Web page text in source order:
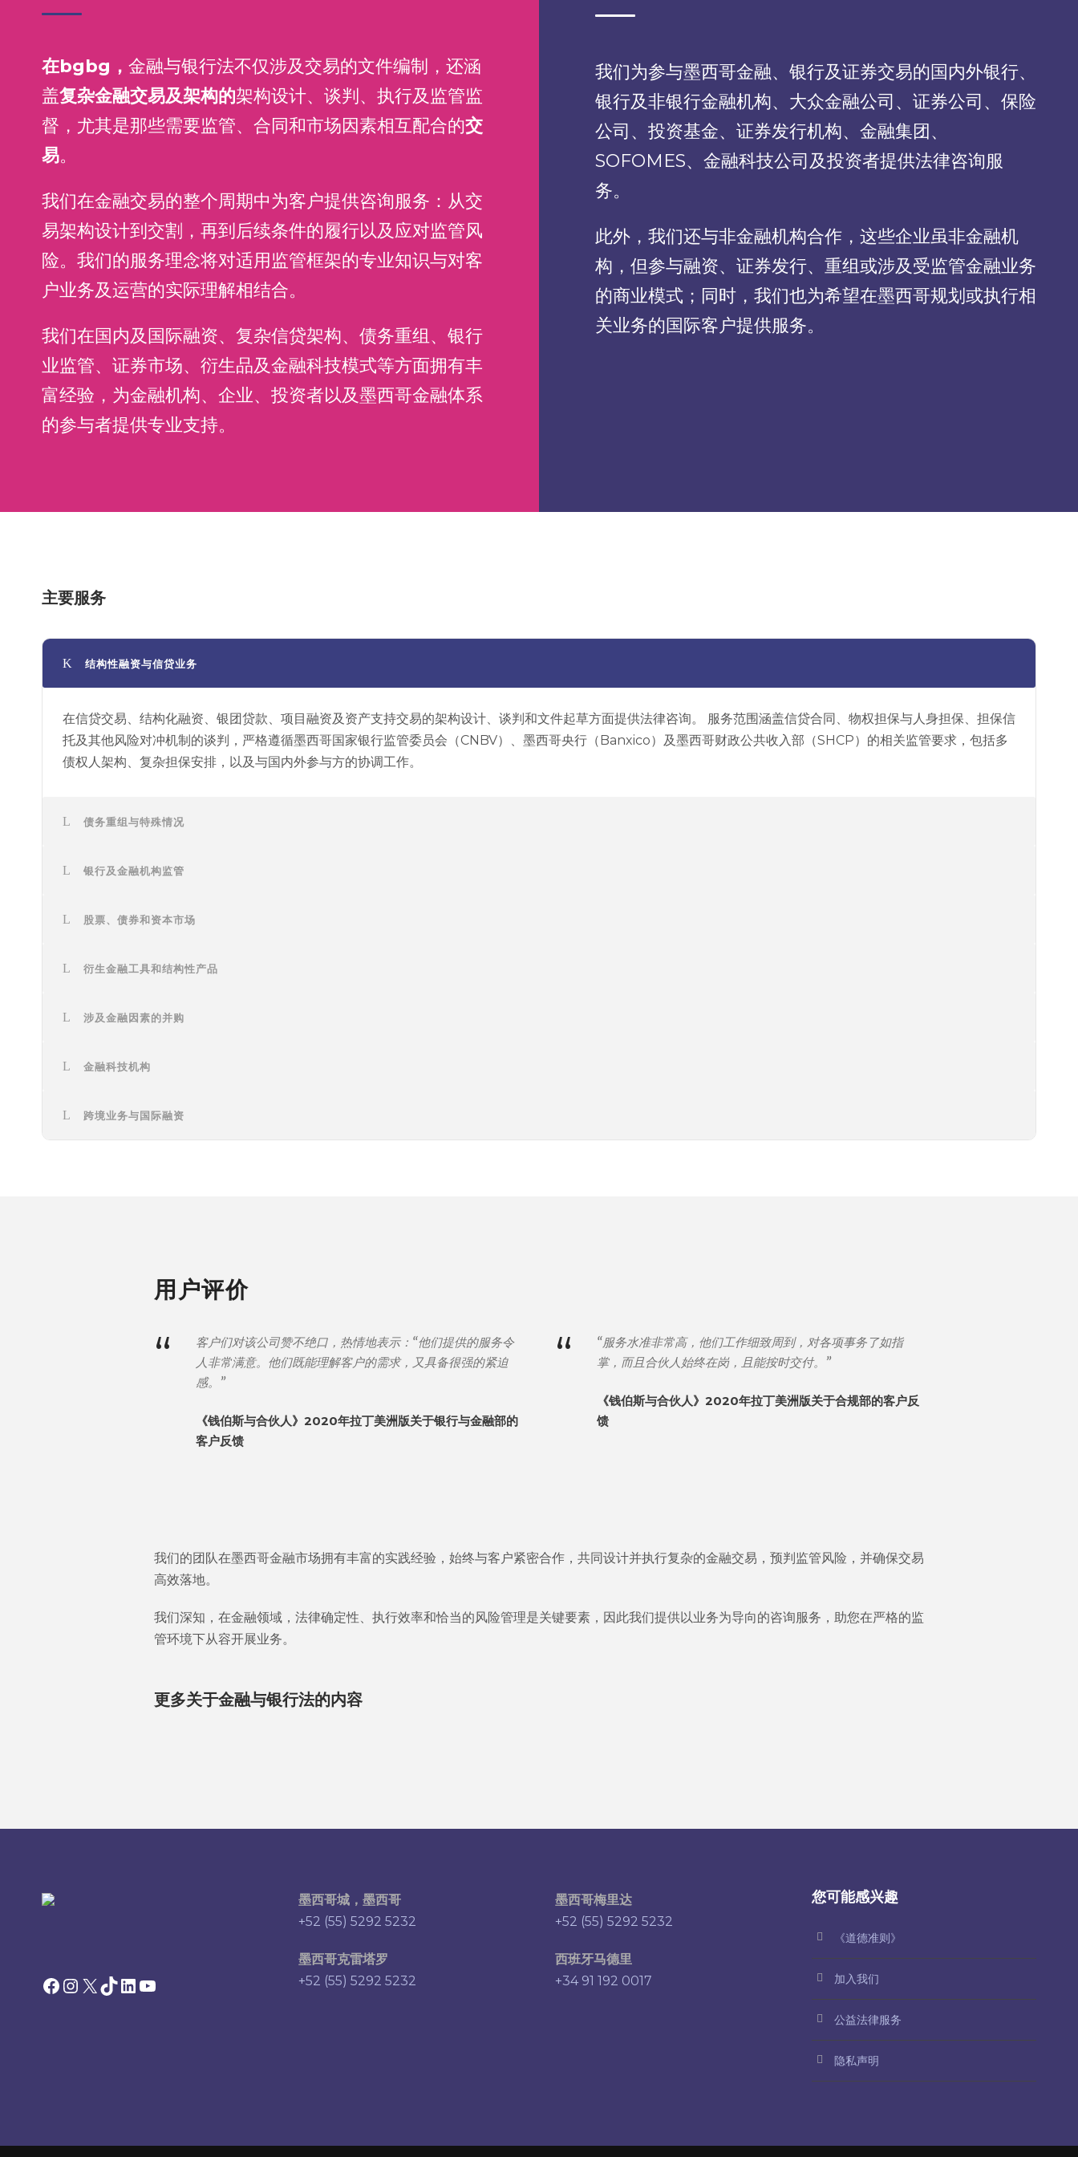
在bgbg， 金融与银行法不仅涉及交易的文件编制，还涵
盖复杂金融交易及架构的架构设计、谈判、执行及监管监
督，尤其是那些需要监管、合同和市场因素相互配合的交
易。
我们在金融交易的整个周期中为客户提供咨询服务：从交
易架构设计到交割，再到后续条件的履行以及应对监管风
险。我们的服务理念将对适用监管框架的专业知识与对客
户业务及运营的实际理解相结合。
我们在国内及国际融资、复杂信贷架构、债务重组、银行
业监管、证券市场、衍生品及金融科技模式等方面拥有丰
富经验，为金融机构、企业、投资者以及墨西哥金融体系
的参与者提供专业支持。
我们为参与墨西哥金融、银行及证券交易的国内外银行、
银行及非银行金融机构、大众金融公司、证券公司、保险
公司、投资基金、证券发行机构、金融集团、
SOFOMES、金融科技公司及投资者提供法律咨询服
务。
此外，我们还与非金融机构合作，这些企业虽非金融机
构，但参与融资、证券发行、重组或涉及受监管金融业务
的商业模式；同时，我们也为希望在墨西哥规划或执行相
关业务的国际客户提供服务。
主要服务
结构性融资与信贷业务
在信贷交易、结构化融资、银团贷款、项目融资及资产支持交易的架构设计、谈判和文件起草方面提供法律咨询。 服务范围涵盖信贷合同、物权担保与人身担保、担保信
托及其他风险对冲机制的谈判，严格遵循墨西哥国家银行监管委员会（CNBV）、墨西哥央行（Banxico）及墨西哥财政公共收入部（SHCP）的相关监管要求，包括多
债权人架构、复杂担保安排，以及与国内外参与方的协调工作。
债务重组与特殊情况
银行及金融机构监管
股票、债券和资本市场
衍生金融工具和结构性产品
涉及金融因素的并购
金融科技机构
跨境业务与国际融资
用户评价
“
客户们对该公司赞不绝口，热情地表示：“他们提供的服务令
人非常满意。他们既能理解客户的需求，又具备很强的紧迫
感。”
《钱伯斯与合伙人》2020年拉丁美洲版关于银行与金融部的
客户反馈
“
“服务水准非常高，他们工作细致周到，对各项事务了如指
掌，而且合伙人始终在岗，且能按时交付。”
《钱伯斯与合伙人》2020年拉丁美洲版关于合规部的客户反
馈
我们的团队在墨西哥金融市场拥有丰富的实践经验，始终与客户紧密合作，共同设计并执行复杂的金融交易，预判监管风险，并确保交易
高效落地。
我们深知，在金融领域，法律确定性、执行效率和恰当的风险管理是关键要素，因此我们提供以业务为导向的咨询服务，助您在严格的监
管环境下从容开展业务。
更多关于金融与银行法的内容
Facebook Instagram X TikTok 领英YouTube
墨西哥城，墨西哥
+52 (55) 5292 5232
墨西哥克雷塔罗
+52 (55) 5292 5232
墨西哥梅里达
+52 (55) 5292 5232
西班牙马德里
+34 91 192 0017
您可能感兴趣
《道德准则》
加入我们
公益法律服务
隐私声明